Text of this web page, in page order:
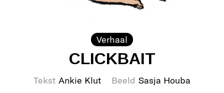
Verhaal
CLICKBAIT
Tekst Ankie Klut Beeld Sasja Houba